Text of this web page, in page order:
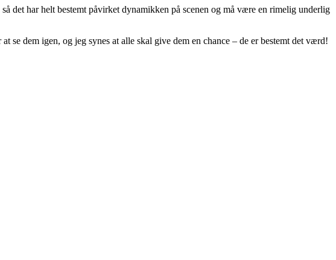
det har helt bestemt påvirket dynamikken på scenen og må være en rimelig underlig
se dem igen, og jeg synes at alle skal give dem en chance – de er bestemt det værd!